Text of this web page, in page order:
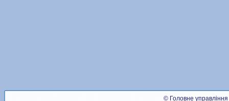
© Головне управління